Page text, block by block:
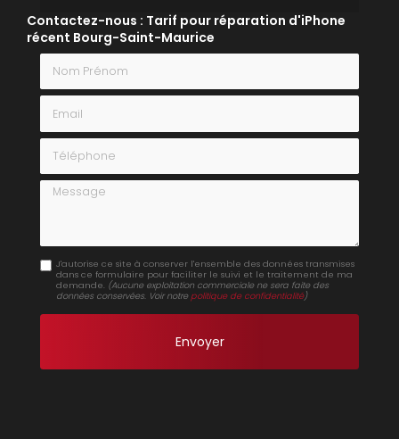
Contactez-nous : Tarif pour réparation d'iPhone
récent Bourg-Saint-Maurice
Nom Prénom
Email
Téléphone
Message
J'autorise ce site à conserver l'ensemble des données transmises
dans ce formulaire pour faciliter le suivi et le traitement de ma
demande. (Aucune exploitation commerciale ne sera faite des
données conservées. Voir notre politique de confidentialité)